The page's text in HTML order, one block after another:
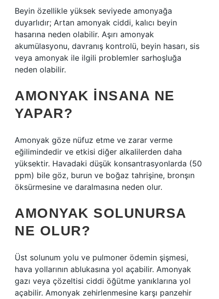
Beyin özellikle yüksek seviyede amonyağa
duyarlıdır; Artan amonyak ciddi, kalıcı beyin
hasarına neden olabilir. Aşırı amonyak
akumülasyonu, davranış kontrolü, beyin hasarı, sis
veya amonyak ile ilgili problemler sarhoşluğa
neden olabilir.
AMONYAK INSANA NE
YAPAR?
Amonyak göze nüfuz etme ve zarar verme
eğilimindedir ve etkisi diğer alkalilerden daha
yüksektir. Havadaki düşük konsantrasyonlarda (50
ppm) bile göz, burun ve boğaz tahrişine, bronşın
öksürmesine ve daralmasına neden olur.
AMONYAK SOLUNURSA
NE OLUR?
Üst solunum yolu ve pulmoner ödemin şişmesi,
hava yollarının ablukasına yol açabilir. Amonyak
gazı veya çözeltisi ciddi öğütme yanıklarına yol
açabilir. Amonyak zehirlenmesine karşı panzehir